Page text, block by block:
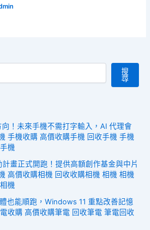
搜
尋
！未來手機不需打字輸入，AI 代理會
手機收購 高價收購手機 回收手機 手機
機
畫正式開跑！提供高額創作基金與中片
高價收購相機 回收收購相機 相機 相機
機
也能順跑，Windows 11 重點改善記憶
收購 高價收購筆電 回收筆電 筆電回收